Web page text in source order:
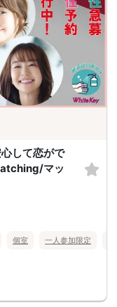
して恋がで
マッ
個室 一人参加限定